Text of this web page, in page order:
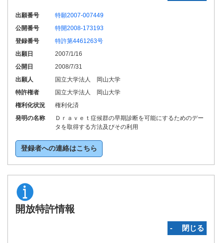
出願番号
特願2007-007449
公開番号
特開2008-173193
登録番号
特許第4461263号
出願日
2007/1/16
公開日
2008/7/31
出願人
国立大学法人 岡山大学
特許権者
国立大学法人 岡山大学
権利化状況
権利化済
発明の名称
Ｄｒａｖｅｔ症候群の早期診断を可能にするためのデー
タを取得する方法及びその利用
登録者への連絡はこちら
開放特許情報
‐ 閉じる